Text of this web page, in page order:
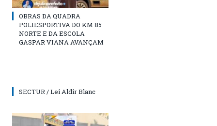
OBRAS DA QUADRA
POLIESPORTIVA DO KM 85
NORTE E DA ESCOLA
GASPAR VIANA AVANÇAM
SECTUR / Lei Aldir Blanc